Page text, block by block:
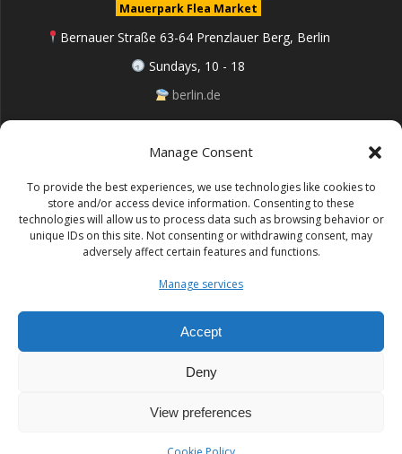
Manage Consent
To provide the best experiences, we use technologies like cookies to
store and/or access device information. Consenting to these
technologies will allow us to process data such as browsing behavior or
unique IDs on this site. Not consenting or withdrawing consent, may
adversely affect certain features and functions.
Manage services
Accept
Deny
View preferences
Mauerpark Flea Market
Bernauer Straße 63-64 Prenzlauer Berg, Berlin
Sundays, 10 - 18
berlin.de
Follow me on Instagram
Impressum (Site notice)
Datenschutz (Cookie policy)
Lufo Art